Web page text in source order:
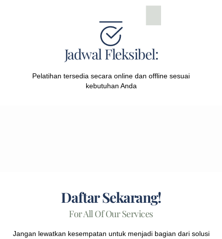
Jadwal Fleksibel:
Pelatihan tersedia secara online dan offline sesuai
kebutuhan Anda
Daftar Sekarang!
For All Of Our Services
Jangan lewatkan kesempatan untuk menjadi bagian dari solusi